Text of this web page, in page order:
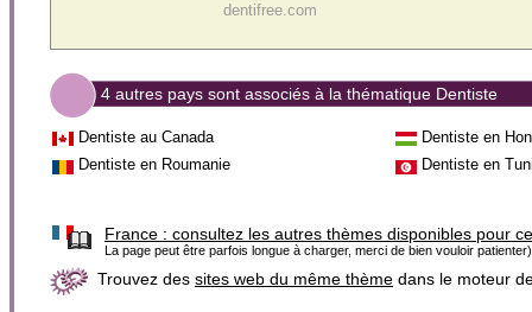
dentifree.com
4 autres pays sont associés à la thématique Dentiste
Dentiste au Canada
Dentiste en
Dentiste en Roumanie
Dentiste en
France : consultez les autres thèmes disponibles pour
La page peut être parfois longue à charger, merci de bien vouloir patienter)
Trouvez des sites web du même thème dans le moteur